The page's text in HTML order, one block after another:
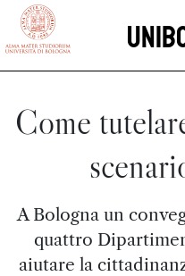
vai al contenuto della pagina
Come
A Bologna un
quattro
aiutare la